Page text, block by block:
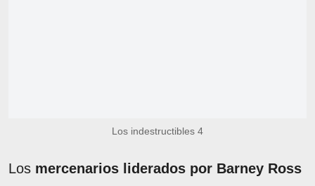
Los indestructibles 4
Los mercenarios liderados por Barney Ross